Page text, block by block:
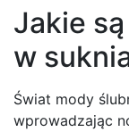
Jakie
w
Świat mody
wprowadzając